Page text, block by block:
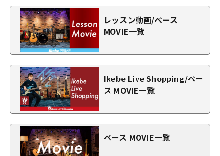
レッスン動画/ベース
MOVIE一覧
Ikebe Live Shopping/ベー
ス MOVIE一覧
ベース MOVIE一覧